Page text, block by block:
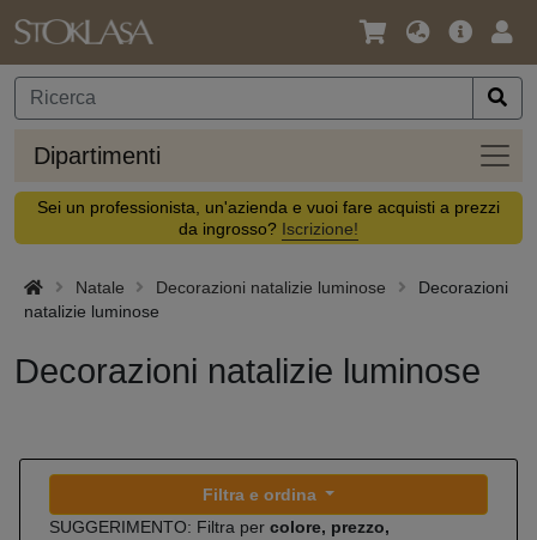
Lingua
Valuta
Offerta
Dipartimenti
Sei un professionista, un'azienda e vuoi fare acquisti a prezzi
da ingrosso? Iscrizione!
Natale Decorazioni natalizie luminose
Decorazioni
natalizie luminose
Decorazioni natalizie luminose
Filtra e ordina
SUGGERIMENTO: Filtra per colore, prezzo,